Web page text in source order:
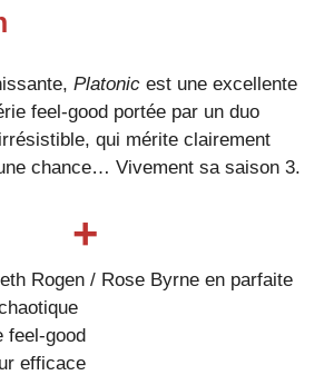
Platonic est une excellente
feel-good portée par un duo
qui mérite clairement
chance… Vivement sa saison 3.
+
Rogen / Rose Byrne en parfaite
feel-good
efficace